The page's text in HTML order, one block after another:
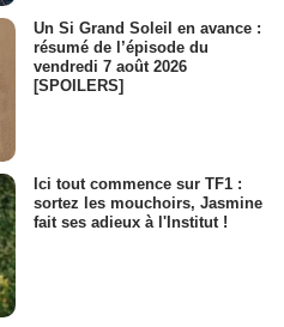
Un Si Grand Soleil en avance :
résumé de l’épisode du
vendredi 7 août 2026
[SPOILERS]
Ici tout commence sur TF1 :
sortez les mouchoirs, Jasmine
fait ses adieux à l'Institut !